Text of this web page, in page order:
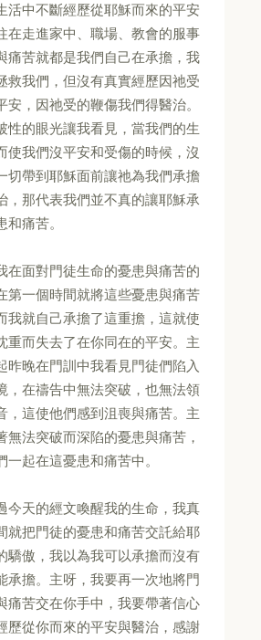
活中不斷經歷從耶穌而來的平安
在走進家中、職場、教會的服事
痛苦就都是我們自己在承擔，我
救我們，但沒有真實經歷因祂受
安，因祂受的鞭傷我們得醫治。
性的眼光讓我看見，當我們的生
使我們沒平安和受傷的時候，沒
切帶到耶穌面前讓祂為我們承擔
，那代表我們並不真的讓耶穌承
痛苦。
在面對門徒生命的憂患與痛苦的
第一個時間就將這些憂患與痛苦
我就自己承擔了這重擔，這就使
重而失去了在你同在的平安。主
昨晚在門訓中我看見門徒們陷入
，在禱告中無法突破，也無法領
，這使他們感到沮喪與痛苦。主
無法突破而深陷的憂患與痛苦，
起在這憂患和痛苦中。
今天的經文喚醒我的生命，我真
就把門徒的憂患和痛苦交託給耶
驕傲，我以為我可以承擔而沒有
承擔。主呀，我要再一次地將門
痛苦交在你手中，我要帶著信心
歷從你而來的平安與醫治，感謝